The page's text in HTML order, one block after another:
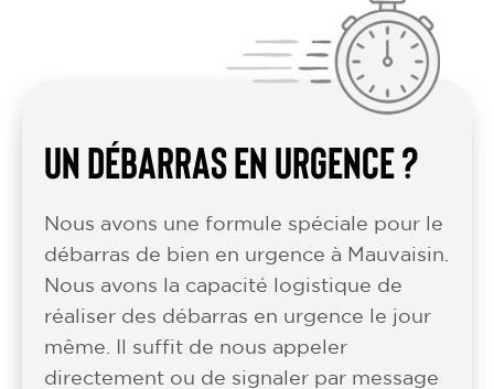
UN DÉBARRAS EN URGENCE ?
Nous avons une formule spéciale pour le
débarras de bien en urgence à Mauvaisin.
Nous avons la capacité logistique de
réaliser des débarras en urgence le jour
même. Il suffit de nous appeler
directement ou de signaler par message